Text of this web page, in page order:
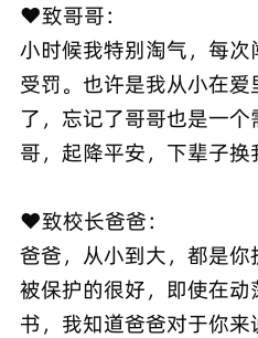
❤️致哥哥：
小时候我特别淘气，每
受罚。也许是我从小在
了，忘记了哥哥也是一
哥，起降平安，下辈子换
❤️致校长爸爸：
爸爸，从小到大，都是
被保护的很好，即使在
书，我知道爸爸对于你